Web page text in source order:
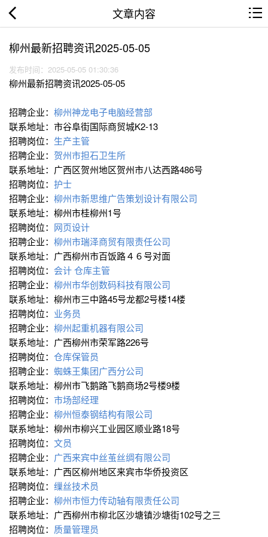
文章内容
柳州最新招聘资讯2025-05-05
发布时间：2025-05-05 01:30:36
柳州最新招聘资讯2025-05-05
招聘企业： 柳州神龙电子电脑经营部
联系地址：市谷阜街国际商贸城K2-13
招聘岗位： 生产主管
招聘企业： 贺州市担石卫生所
联系地址：广西区贺州地区贺州市八达西路486号
招聘岗位： 护士
招聘企业： 柳州市新思维广告策划设计有限公司
联系地址：柳州市桂柳州1号
招聘岗位： 网页设计
招聘企业： 柳州市瑞泽商贸有限责任公司
联系地址：广西柳州市百饭路４６号对面
招聘岗位： 会计仓库主管
招聘企业： 柳州市华创数码科技有限公司
联系地址：柳州市三中路45号龙都2号楼14楼
招聘岗位： 业务员
招聘企业： 柳州起重机器有限公司
联系地址：广西柳州市荣军路226号
招聘岗位： 仓库保管员
招聘企业： 蜘蛛王集团广西分公司
联系地址：柳州市飞鹅路飞鹅商场2号楼9楼
招聘岗位： 市场部经理
招聘企业： 柳州恒泰钢结构有限公司
联系地址：柳州市柳兴工业园区顺业路18号
招聘岗位： 文员
招聘企业： 广西来宾中丝茧丝绸有限公司
联系地址：广西区柳州地区来宾市华侨投资区
招聘岗位： 缫丝技术员
招聘企业： 柳州市恒力传动轴有限责任公司
联系地址：广西柳州市柳北区沙塘镇沙塘街102号之三
招聘岗位： 质量管理员